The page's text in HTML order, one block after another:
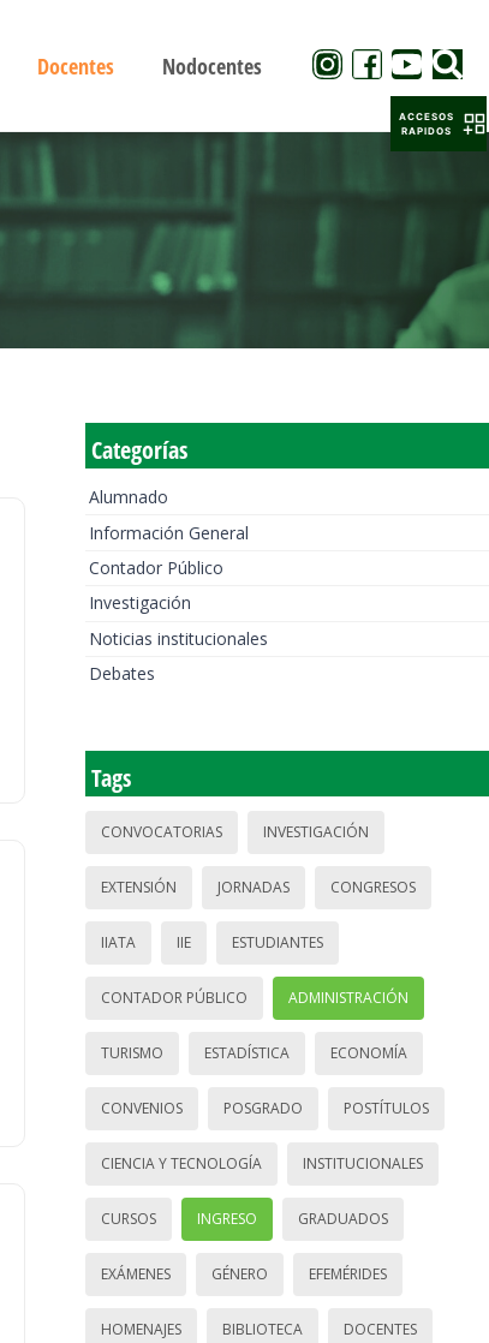
Docentes Nodocentes
Categorías
Alumnado
Información General
Contador Público
Investigación
Noticias institucionales
Debates
Tags
CONVOCATORIAS INVESTIGACIÓN
EXTENSIÓN JORNADAS CONGRESOS
IIATA IIE ESTUDIANTES
CONTADOR PÚBLICO ADMINISTRACIÓN
TURISMO ESTADÍSTICA ECONOMÍA
CONVENIOS POSGRADO POSTÍTULOS
CIENCIA Y TECNOLOGÍA INSTITUCIONALES
CURSOS INGRESO GRADUADOS
EXÁMENES GÉNERO EFEMÉRIDES
HOMENAJES BIBLIOTECA DOCENTES
ACCESOS
RAPIDOS